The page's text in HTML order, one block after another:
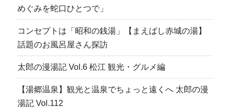
めぐみを蛇口ひとつで」
コンセプトは「昭和の銭湯」【まえばし赤城の湯】
話題のお風呂屋さん探訪
太郎の漫湯記 Vol.6 松江 観光・グルメ編
【湯郷温泉】観光と温泉でちょっと遠くへ 太郎の漫
湯記 Vol.112